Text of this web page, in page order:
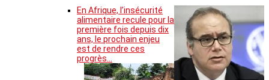
En Afrique, l’insécurité
alimentaire recule pour la
première fois depuis dix
ans, le prochain enjeu
est de rendre ces
progrès…